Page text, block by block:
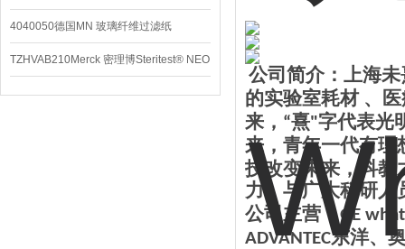
4040050德国MN 玻璃纤维过滤纸
TZHVAB210Merck 密理博Steritest® NEO
设备
公司简介：上海
的实验室耗材 、
来， “熹"字代表光
来，青年一代有理
技改变未来，科教
力，与广大科研人
公司主营：GE
ADVANTEC东洋、